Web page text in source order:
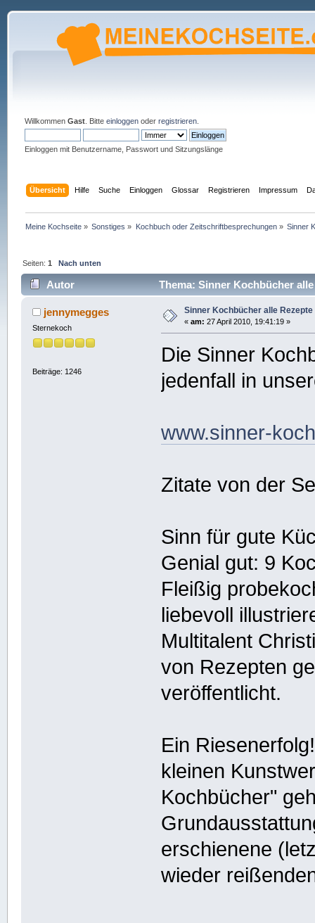
Willkommen Gast. Bitte einloggenoder registrieren.
Einloggen mit Benutzername, Passwort und Sitzungslänge
Übersicht Hilfe Suche Einloggen Glossar Registrieren Impressum
Meine Kochseite » Sonstiges » Kochbuch oder Zeitschriftbesprechungen» Sinner
Seiten:1 Nach unten
Autor Thema: Sinner Kochbücher
jennymegges
Sternekoch
Beiträge: 1246
Sinner Kochbücher alle
« am: 27 April 2010, 19:41:19 »
Die Sinner
jedenfall in
www.sinner-
Zitate von der
Sinn für gute
Genial gut: 9
Fleißig
liebevoll
Multitalent
von Rezepten
veröffentlicht.
Ein
kleinen
Kochbücher"
erschienene
wieder